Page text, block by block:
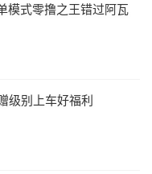
模式零撸之王错过阿瓦
级别上车好福利